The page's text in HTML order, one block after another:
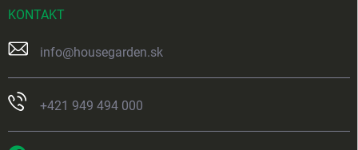
KONTAKT
info@housegarden.sk
+421 949 494 000